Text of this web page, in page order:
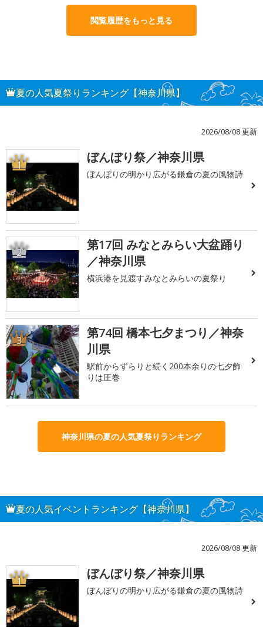
閲覧履歴をもっと見る
夏の人気夏祭りランキング【神奈川県】
2026/08/08 更新
1 ぼんぼり祭／神奈川県
ぼんぼりの明かり広がる鎌倉の夏の風物詩
2
第17回 みなとみらい大盆踊り
／神奈川県
横浜港を見渡すみなとみらいの夏祭り
3
第74回 橋本七夕まつり／神奈
川県
駅前からずらりと続く200本余りの七夕飾
りは圧巻
神奈川県の夏の人気夏祭りランキング
夏の人気イベントランキング【神奈川県】
2026/08/08 更新
1 ぼんぼり祭／神奈川県
ぼんぼりの明かり広がる鎌倉の夏の風物詩